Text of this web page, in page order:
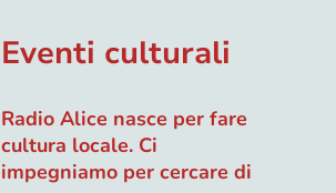
Eventi culturali
Radio Alice nasce per fare
cultura locale. Ci
impegniamo per cercare di